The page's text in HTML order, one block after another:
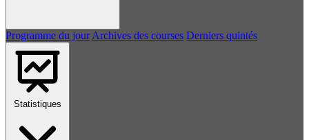
Programme du jour Archives des courses Derniers quintés
Statistiques